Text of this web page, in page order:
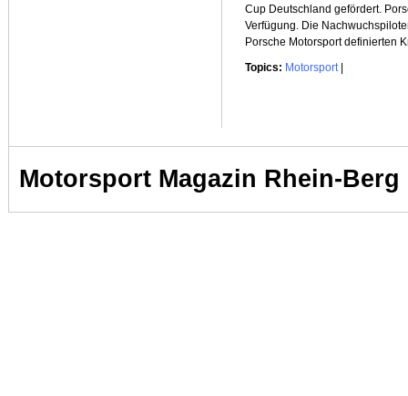
Cup Deutschland gefördert.
Verfügung. Die
Porsche Motorsport definierten
Topics: Motorsport|
Motorsport Magazin Rhein-Berg